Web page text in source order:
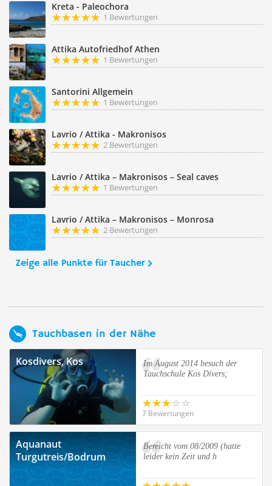
Kreta - Paleochora
1 Bewertungen
Attika Autofriedhof Athen
1 Bewertungen
Santorini Allgemein
1 Bewertungen
Lavrio / Attika - Makronisos
2 Bewertungen
Lavrio / Attika – Makronisos – Seal caves
1 Bewertungen
Lavrio / Attika – Makronisos – Monrosa
2 Bewertungen
Zeige alle Punkte für Taucher
Tauchbasen in der Nähe
Kosdivers, Kos
Im August 2014 besuch der
Tauchschule Kos Divers;
7 Bewertungen
Aquanaut
Turgutreis/Bodrum
Bereicht vom 08/2009 (hatte
leider kein Zeit und h